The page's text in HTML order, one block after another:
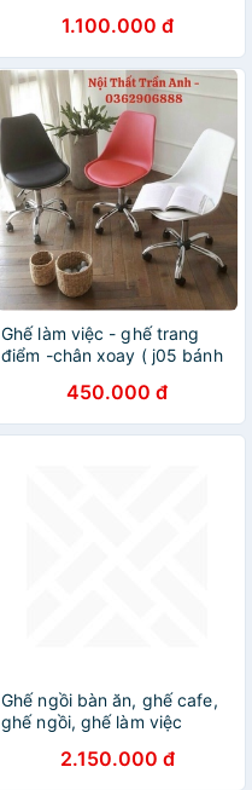
1.100.000 đ
Ghế làm việc - ghế trang
điểm -chân xoay ( j05 bánh
450.000 đ
Ghế ngồi bàn ăn, ghế cafe,
ghế ngồi, ghế làm việc
2.150.000 đ